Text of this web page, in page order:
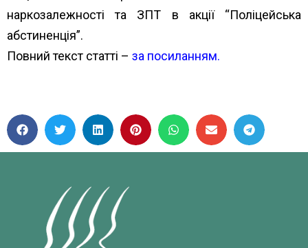
наркозалежності та ЗПТ в акції “Поліцейська
абстиненція”.
Повний текст статті – за посиланням.